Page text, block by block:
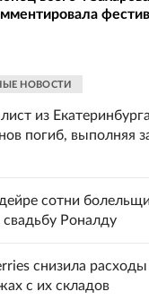
НОВОСТИ
из
погиб, выполняя
сотни
Роналду
снизила
с их складов